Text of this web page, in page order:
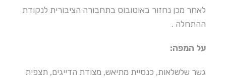
לאחר מכן נחזור באוטובוס בתחבורה הציבורית לנקודת
ההתחלה .
על המפה:
גשר שלשלאות, כנסיית מתיאש, מצודת הדייגים, תצפית